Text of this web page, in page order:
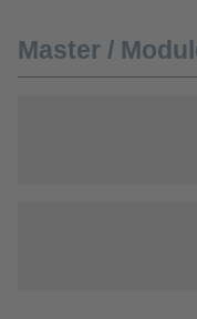
Master /